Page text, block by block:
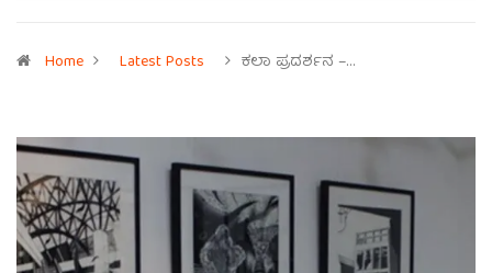
Home Latest Posts ಕಲಾ ಪ್ರದರ್ಶನ –…